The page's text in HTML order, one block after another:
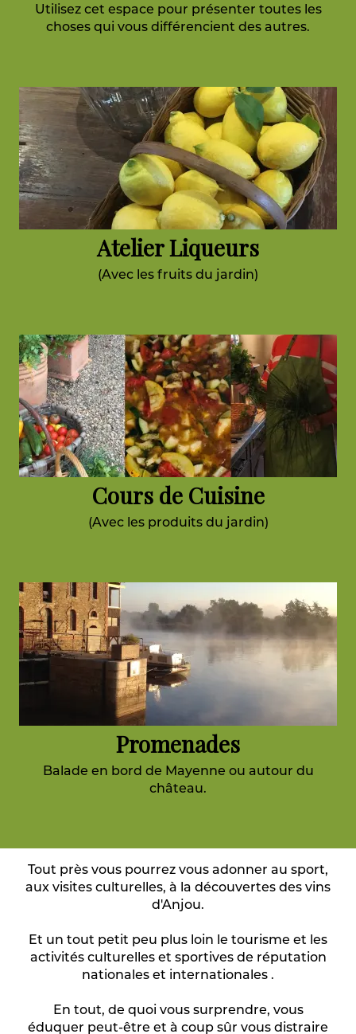
Utilisez cet espace pour présenter toutes les
choses qui vous différencient des autres.
Atelier Liqueurs
(Avec les fruits du jardin)
Cours de Cuisine
(Avec les produits du jardin)
Promenades
Balade en bord de Mayenne ou autour du
château.
Tout près vous pourrez vous adonner au sport,
aux visites culturelles, à la découvertes des vins
d'Anjou.
Et un tout petit peu plus loin le tourisme et les
activités culturelles et sportives de réputation
nationales et internationales .
En tout, de quoi vous surprendre, vous
éduquer peut-être et à coup sûr vous distraire